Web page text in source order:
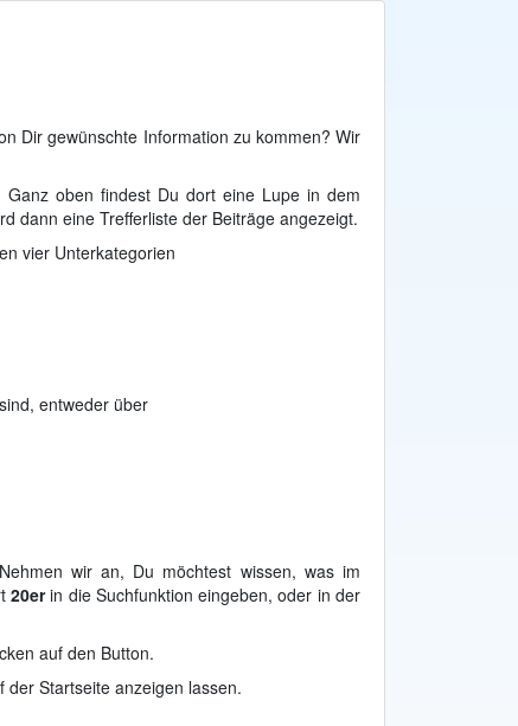
Dir gewünschte Information zu kommen? Wir
oben findest Du dort eine Lupe in dem
dann eine Trefferliste der Beiträge angezeigt.
vier Unterkategorien
entweder über
wir an, Du möchtest wissen, was im
20erin die Suchfunktion eingeben, oder in der
auf den Button.
Startseite anzeigen lassen.